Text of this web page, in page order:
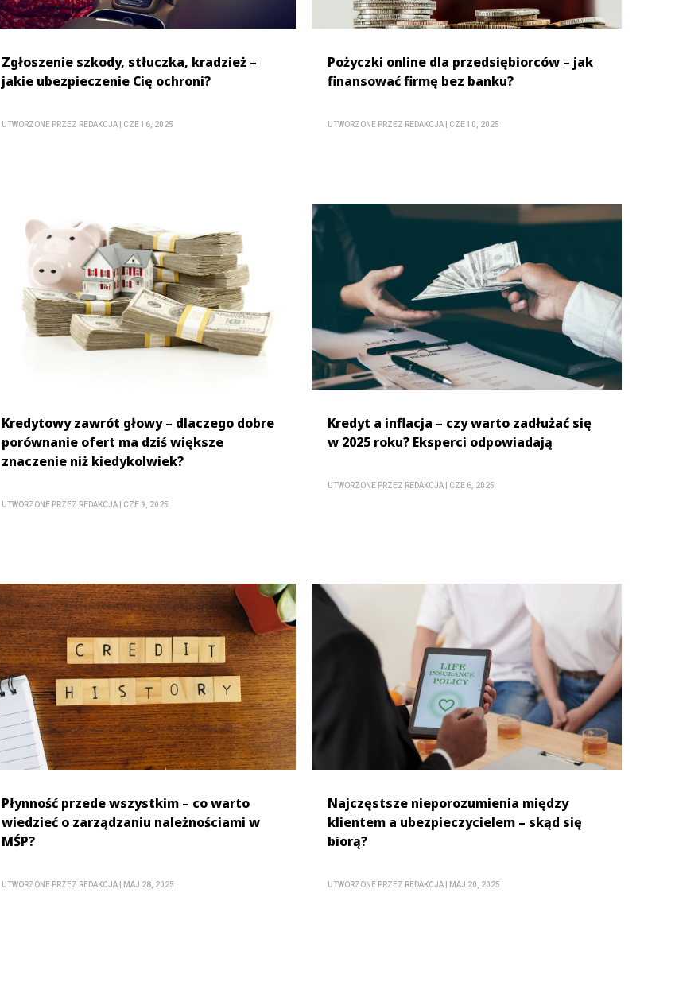
Zgłoszenie szkody, stłuczka, kradzież –
jakie ubezpieczenie Cię ochroni?
UTWORZONE PRZEZ REDAKCJA CZE 16, 2025
Pożyczki online dla przedsiębiorców – jak
finansować firmę bez banku?
UTWORZONE PRZEZ REDAKCJA| CZE 10, 2025
Kredytowy zawrót głowy – dlaczego dobre
porównanie ofert ma dziś większe
znaczenie niż kiedykolwiek?
UTWORZONE PRZEZ REDAKCJA CZE 9, 2025
Kredyt a inflacja – czy warto zadłużać się
w 2025 roku? Eksperci odpowiadają
UTWORZONE PRZEZ REDAKCJA| CZE 6, 2025
Płynność przede wszystkim – co warto
wiedzieć o zarządzaniu należnościami w
MŚP?
UTWORZONE PRZEZ REDAKCJA MAJ 28, 2025
Najczęstsze nieporozumienia między
klientem a ubezpieczycielem – skąd się
biorą?
UTWORZONE PRZEZ REDAKCJA| MAJ 20, 2025